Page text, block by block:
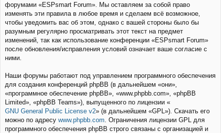
форумами «ESPsmart Forum». Мы оставляем за собой право
изменять эти правила в любое время и сделаем всё возможное,
чтобы уведомить вас об этом, однако с вашей стороны было бы
разумным регулярно просматривать этот текст на предмет
изменений, так как использование конференции «ESPsmart Forum»
после обновления/исправления условий означает ваше согласие с
ними.
Наши форумы работают под управлением программного обеспечения
для создания конференций phpBB (в дальнейшем «они»,
«программное обеспечение phpBB», «www.phpbb.com», «phpBB
Limited», «phpBB Teams»), выпущенного по лицензии «
GNU General Public License v2» (в дальнейшем «GPL»). Скачать его
можно по адресу www.phpbb.com . Ограничения лицензии GPL для
программного обеспечения phpBB строго связаны с организацией и